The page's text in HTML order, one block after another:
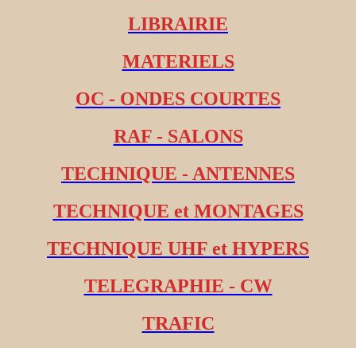
LIBRAIRIE
MATERIELS
OC - ONDES COURTES
RAF - SALONS
TECHNIQUE - ANTENNES
TECHNIQUE et MONTAGES
TECHNIQUE UHF et HYPERS
TELEGRAPHIE - CW
TRAFIC